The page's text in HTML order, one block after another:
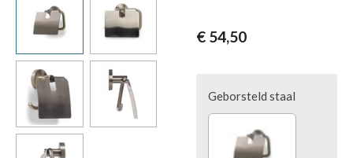
€ 54,50
Geborsteld staal